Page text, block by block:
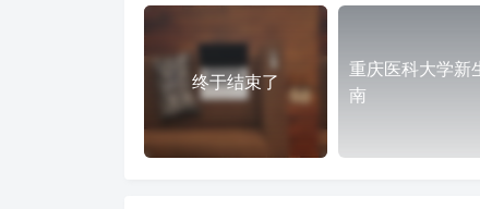
终于结束了
重庆医科大学新
南